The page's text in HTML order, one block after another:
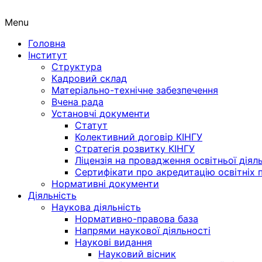
Menu
Головна
Інститут
Структура
Кадровий склад
Матеріально-технічне забезпечення
Вчена рада
Установчі документи
Статут
Колективний договір КІНГУ
Стратегія розвитку КІНГУ
Ліцензія на провадження освітньої
Сертифікати про акредитацію освітніх
Нормативні документи
Діяльність
Наукова діяльність
Нормативно-правова база
Напрями наукової діяльності
Наукові видання
Науковий вісник